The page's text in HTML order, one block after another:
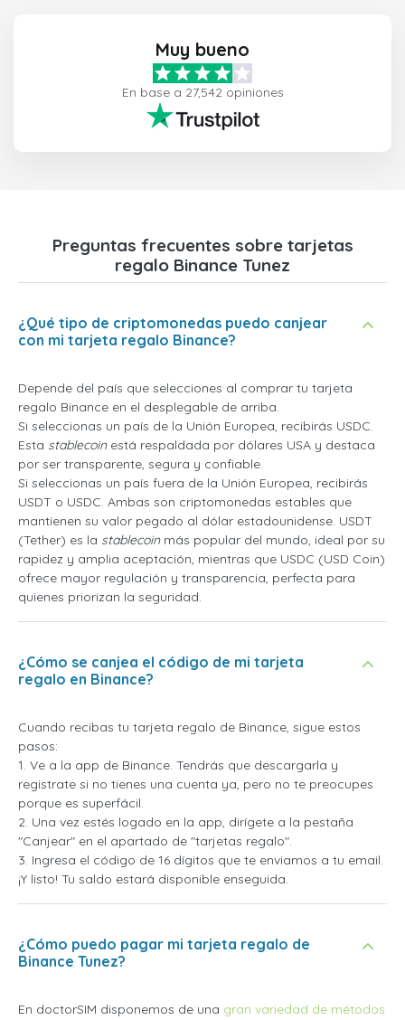
Muy bueno
En base a 27,542 opiniones
Preguntas frecuentes sobre tarjetas
regalo Binance Tunez
¿Qué tipo de criptomonedas puedo canjear
con mi tarjeta regalo Binance?
Depende del país que selecciones al comprar tu tarjeta
regalo Binance en el desplegable de arriba.
Si seleccionas un país de la Unión Europea, recibirás USDC.
Esta stablecoinestá respaldada por dólares USA y destaca
por ser transparente, segura y confiable.
Si seleccionas un país fuera de la Unión Europea, recibirás
USDT o USDC. Ambas son criptomonedas estables que
mantienen su valor pegado al dólar estadounidense. USDT
(Tether) es la stablecoinmás popular del mundo, ideal por su
rapidez y amplia aceptación, mientras que USDC (USD Coin)
ofrece mayor regulación y transparencia, perfecta para
quienes priorizan la seguridad.
¿Cómo se canjea el código de mi tarjeta
regalo en Binance?
Cuando recibas tu tarjeta regalo de Binance, sigue estos
pasos:
1. Ve a la app de Binance. Tendrás que descargarla y
registrate si no tienes una cuenta ya, pero no te preocupes
porque es superfácil.
2. Una vez estés logado en la app, dirígete a la pestaña
"Canjear" en el apartado de "tarjetas regalo".
3. Ingresa el código de 16 dígitos que te enviamos a tu email.
¡Y listo! Tu saldo estará disponible enseguida.
¿Cómo puedo pagar mi tarjeta regalo de
Binance Tunez?
En doctorSIM disponemos de una gran variedad de métodos